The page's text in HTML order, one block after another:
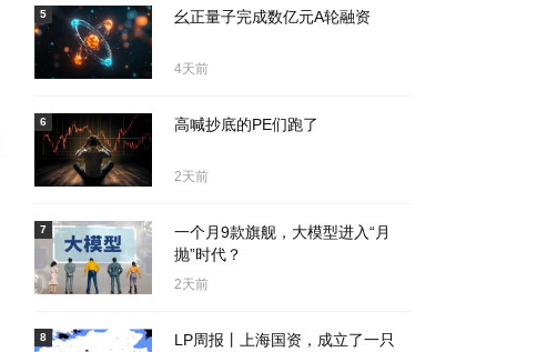
幺正量子完成数亿元A轮融资
4天前
5
高喊抄底的PE们跑了
2天前
6
一个月9款旗舰，大模型进入“月
抛”时代？
2天前
7
LP周报丨上海国资，成立了一只
8